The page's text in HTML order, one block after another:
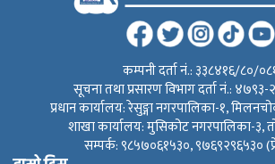
कम्पनी दर्ता नं.: ३३८४१६/८०/
सूचना तथा प्रसारण विभाग दर्ता नं.:
प्रधान कार्यालय: रेसुङ्गा नगरपालिका-१,
शाखा कार्यालय: मुसिकोट नगरपालिका-३,
सम्पर्क: ९८५७०६१५३०, ९७६९२९६५३०